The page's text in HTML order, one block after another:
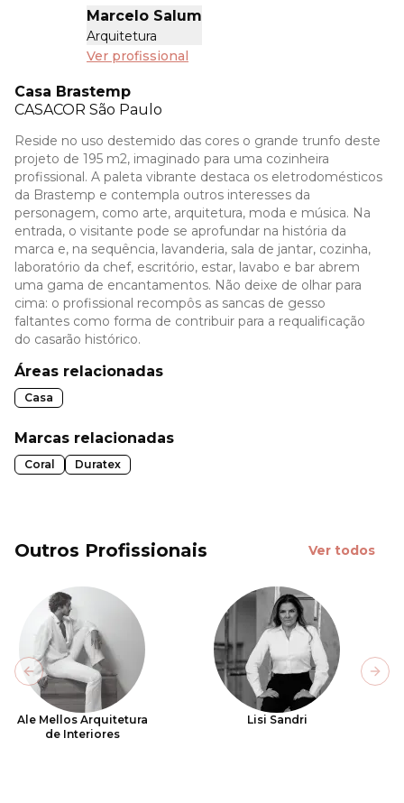
Marcelo Salum
Arquitetura
Ver profissional
Casa Brastemp
CASACOR São Paulo
Reside no uso destemido das cores o grande trunfo deste
projeto de 195 m2, imaginado para uma cozinheira
profissional. A paleta vibrante destaca os eletrodomésticos
da Brastemp e contempla outros interesses da
personagem, como arte, arquitetura, moda e música. Na
entrada, o visitante pode se aprofundar na história da
marca e, na sequência, lavanderia, sala de jantar, cozinha,
laboratório da chef, escritório, estar, lavabo e bar abrem
uma gama de encantamentos. Não deixe de olhar para
cima: o profissional recompôs as sancas de gesso
faltantes como forma de contribuir para a requalificação
do casarão histórico.
Áreas relacionadas
Casa
Marcas relacionadas
Coral Duratex
Outros Profissionais Ver todos
Ale Mellos Arquitetura
de Interiores
Lisi Sandri
Previous slide